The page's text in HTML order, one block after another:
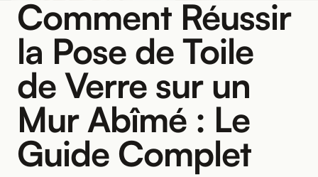
Comment Réussir
la Pose de Toile
de Verre sur un
Mur Abîmé : Le
Guide Complet